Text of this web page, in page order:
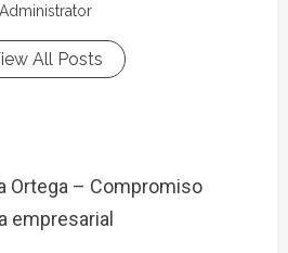
Administrator
All Posts
Ortega – Compromiso
empresarial